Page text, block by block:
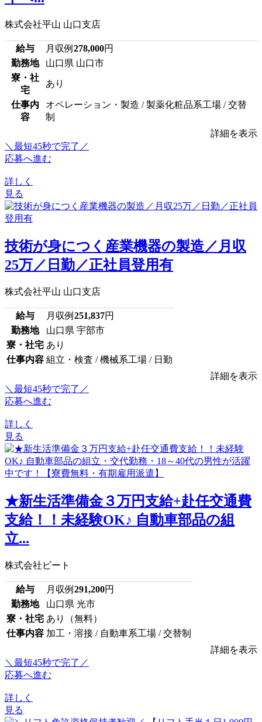
株式会社平山 山口支店
給与 月収例 278,000円
勤務地
山口県 山口市
寮・社
宅
あり
仕事内
容
オペレーション・製造 / 製薬化粧品系工場 / 交替
制
詳細を表示
＼最短45秒で完了／
応募へ進む
詳しく
見る
技術が身につく産業機器の製造／月収
25万／日勤／正社員登用有
株式会社平山 山口支店
給与 月収例 251,837円
勤務地
山口県 宇部市
寮・社宅 あり
仕事内容 組立・検査 / 機械系工場 / 日勤
詳細を表示
＼最短45秒で完了／
応募へ進む
詳しく
見る
★新生活準備金３万円支給+赴任交通費
支給！！未経験OK♪ 自動車部品の組
立...
株式会社ビート
給与 月収例 291,200円
勤務地
山口県 光市
寮・社宅 あり（無料）
仕事内容 加工・溶接 / 自動車系工場 / 交替制
詳細を表示
＼最短45秒で完了／
応募へ進む
詳しく
見る